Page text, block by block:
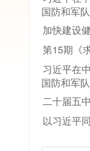
国防和军
加快建设
第15期《
习近平在
国防和军
二十届五
以习近平